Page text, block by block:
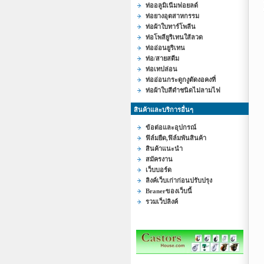
ท่ออลูมิเนีมฟอยลด์
ท่อยางอุตสาหกรรม
ท่อผ้าใบทาร์โพลีน
ท่อโพลียูริเทนใส้ลวด
ท่ออ่อนยูริเทน
ท่อ/สายสตีม
ท่อเทปล่อน
ท่ออ่อนกระดูกงูตัดงอคงที่
ท่อผ้าใบสีดำชนิดไม่ลามไฟ
สินค้าและบริการอื่นๆ
ข้อต่อและอุปกรณ์
ฟิล์มยืด,ฟิล์มพันสินค้า
สินค้าแนะนำ
สมัครงาน
เว็บบอร์ด
ลิงค์เว็บเก่าก่อนปรับปรุง
Branerของเว็บนี้
รวมเว็ปลิงค์